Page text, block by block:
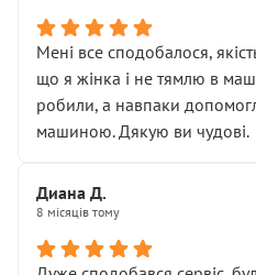
Мені все сподобалося,
що я жінка і не тямлю в
робили, а навпаки
машиною. Дякую ви чудові.
Диана Д.
8 місяців тому